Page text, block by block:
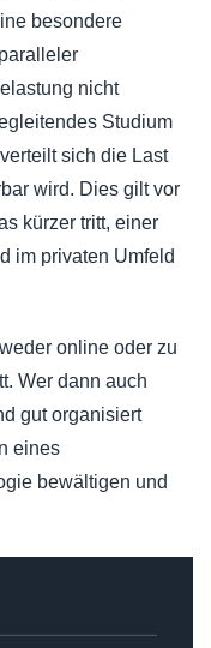
besondere
nicht
Studium
sich die Last
wird. Dies gilt vor
kürzer tritt, einer
im privaten Umfeld
online oder zu
Wer dann auch
gut organisiert
eines
bewältigen und